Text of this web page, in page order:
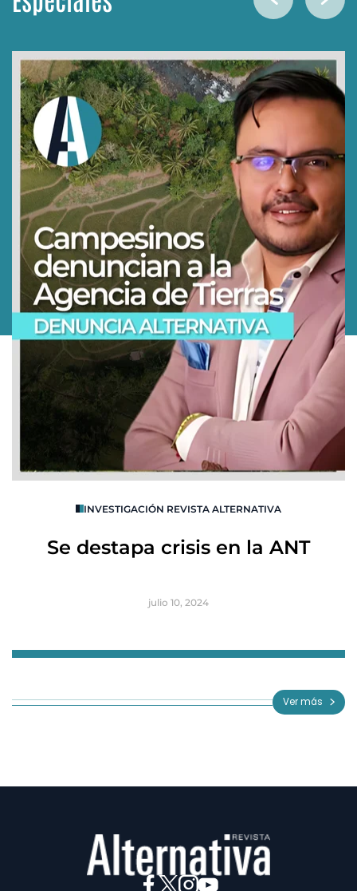
INVESTIGACIÓN REVISTA ALTERNATIVA
Se destapa crisis en la ANT
julio 10, 2024
3
Ver más